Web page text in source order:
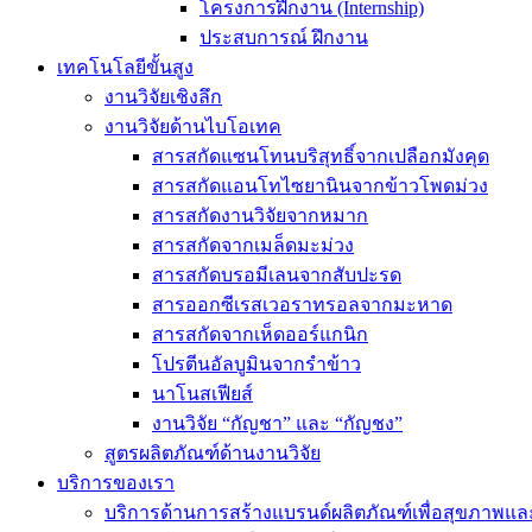
โครงการฝึกงาน (Internship)
ประสบการณ์ ฝึกงาน
เทคโนโลยีขั้นสูง
งานวิจัยเชิงลึก
งานวิจัยด้านไบโอเทค
สารสกัดแซนโทนบริสุทธิ์จากเปลือกมังคุด
สารสกัดแอนโทไซยานินจากข้าวโพดม่วง
สารสกัดงานวิจัยจากหมาก
สารสกัดจากเมล็ดมะม่วง
สารสกัดบรอมีเลนจากสับปะรด
สารออกซีเรสเวอราทรอลจากมะหาด
สารสกัดจากเห็ดออร์แกนิก
โปรตีนอัลบูมินจากรำข้าว
นาโนสเฟียส์
งานวิจัย “กัญชา” และ “กัญชง”
สูตรผลิตภัณฑ์ด้านงานวิจัย
บริการของเรา
บริการด้านการสร้างแบรนด์ผลิตภัณฑ์เพื่อสุขภาพแล